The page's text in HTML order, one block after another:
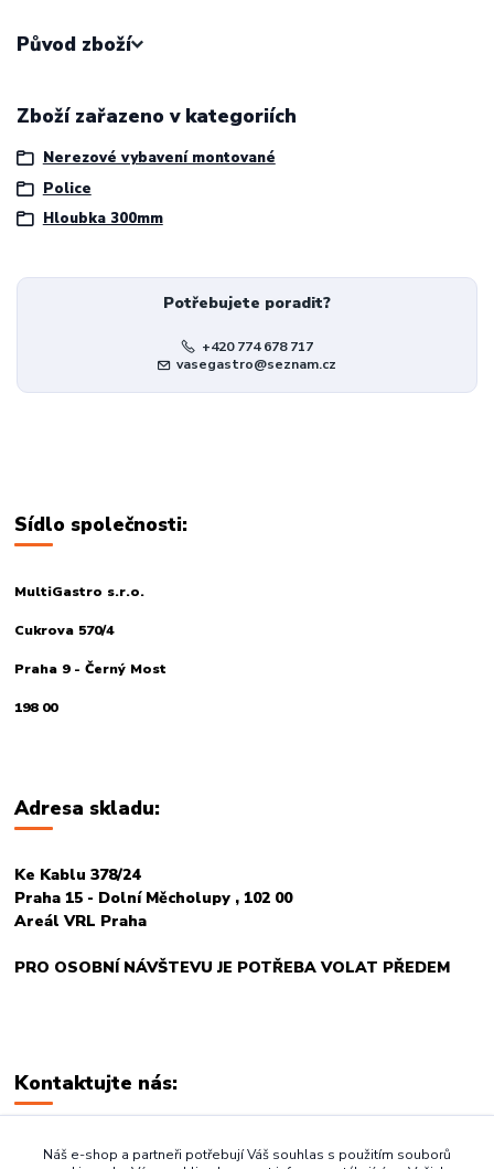
Původ zboží
Zboží zařazeno v kategoriích
Nerezové vybavení montované
Police
Hloubka 300mm
Potřebujete poradit?
+420 774 678 717
vasegastro@seznam.cz
Sídlo společnosti:
MultiGastro s.r.o.
Cukrova 570/4
Praha 9 - Černý Most
198 00
Adresa skladu:
Ke Kablu 378/24
Praha 15 - Dolní Měcholupy , 102 00
Areál VRL Praha
PRO OSOBNÍ NÁVŠTEVU JE POTŘEBA VOLAT PŘEDEM
Kontaktujte nás:
+420 774 678 717
Náš e-shop a partneři potřebují Váš souhlas s použitím souborů